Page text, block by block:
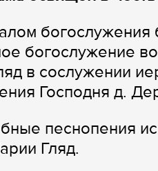
богослужение
в сослужении
Господня д.
песнопения
Гляд.